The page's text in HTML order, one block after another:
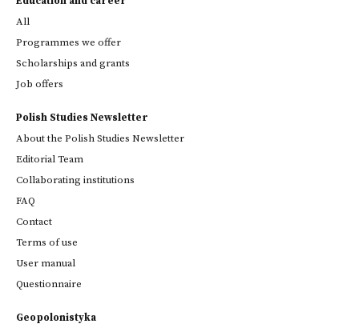
All
Programmes we offer
Scholarships and grants
Job offers
Polish Studies Newsletter
About the Polish Studies Newsletter
Editorial Team
Collaborating institutions
FAQ
Contact
Terms of use
User manual
Questionnaire
Geopolonistyka